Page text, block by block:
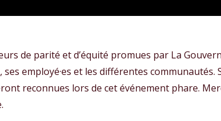
de parité et d’équité promues par La
employé·es et les différentes communautés.
reconnues lors de cet événement phare.